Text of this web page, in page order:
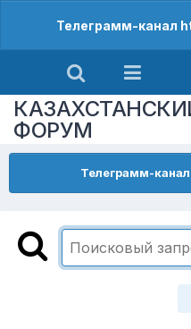
Телеграмм-канал
ФОРУМ
Телеграмм-